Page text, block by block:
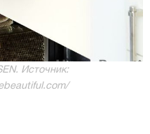
Источник: